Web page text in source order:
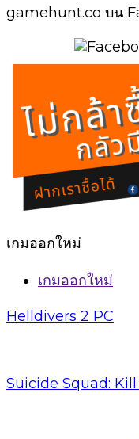
gamehunt.co บน
เกมออกใหม่
เกมออกใหม่
Helldivers 2 PC
Suicide Squad: